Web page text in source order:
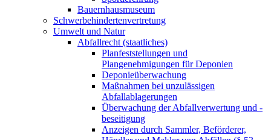
Bauernhausmuseum
Schwerbehindertenvertretung
Umwelt und Natur
Abfallrecht (staatliches)
Planfeststellungen und
Plangenehmigungen für Deponien
Deponieüberwachung
Maßnahmen bei unzulässigen
Abfallablagerungen
Überwachung der Abfallverwertung und -
beseitigung
Anzeigen durch Sammler, Beförderer,